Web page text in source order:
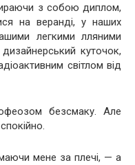
з собою диплом,
на веранді, у наших
легкими лляними
куточок,
світлом від
безсмаку. Але
мене за плечі, — а